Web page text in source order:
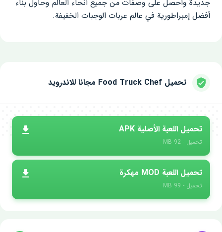
جديدة واحصل على وصفات من جميع أنحاء العالم وحاول بناء
أفضل إمبراطورية في عالم عربات الوجبات الخفيفة.
تحميل Food Truck Chef مجانا للاندرويد
تحميل اللعبة الأصلية APK
تحميل - 92 MB
تحميل اللعبة MOD مهكرة
تحميل - 99 MB